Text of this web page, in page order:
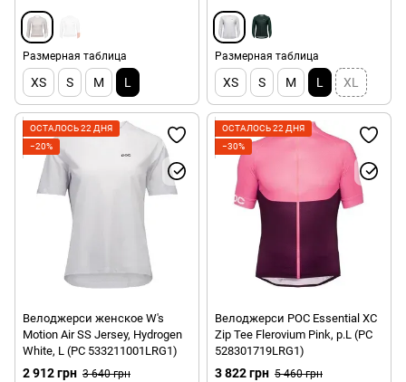
Размерная таблица
XS S M L
Размерная таблица
XS S M L XL
ОСТАЛОСЬ 22 ДНЯ
−20%
Велоджерси женское W's
Motion Air SS Jersey, Hydrogen
White, L (PC 533211001LRG1)
2 912 грн 3 640 грн
ОСТАЛОСЬ 22 ДНЯ
−30%
Велоджерси POC Essential XC
Zip Tee Flerovium Pink, р.L (PC
528301719LRG1)
3 822 грн 5 460 грн